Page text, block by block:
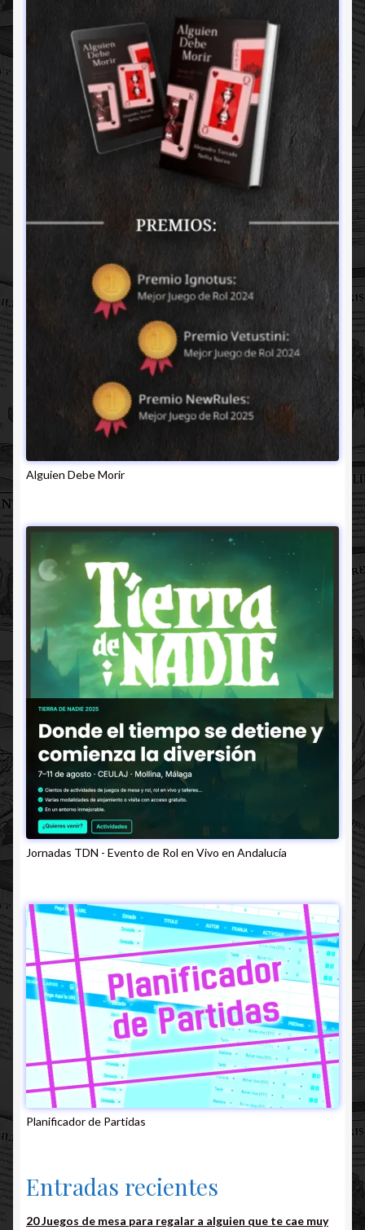
Alguien Debe Morir
Jornadas TDN - Evento de Rol en Vivo en Andalucía
Planificador de Partidas
Entradas recientes
20 Juegos de mesa para regalar a alguien que te cae muy